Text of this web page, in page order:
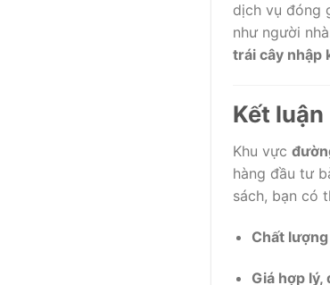
dịch vụ đóng
như người
trái cây nhập
Kết luận
Khu vực
hàng đầu tư
sách, bạn có
Chất
Giá hợp lý,